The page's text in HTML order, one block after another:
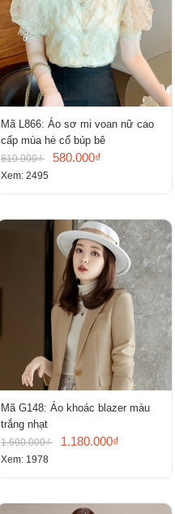
Mã L866: Áo sơ mi voan nữ cao
cấp mùa hè cổ búp bê
810.000₫ 580.000₫
Xem: 2495
Mã G148: Áo khoác blazer màu
trắng nhạt
1.600.000₫ 1.180.000₫
Xem: 1978